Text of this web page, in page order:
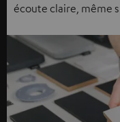
écoute claire, même